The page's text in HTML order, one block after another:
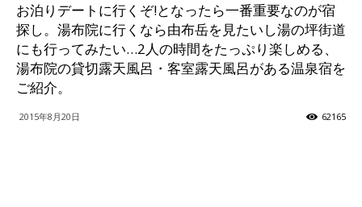
テ
お泊りデートに行くぞ!となったら一番重要なのが宿
探し。湯布院に行くなら由布岳を見たいし湯の坪街道
にも行ってみたい…2人の時間をたっぷり楽しめる、
湯布院の貸切露天風呂・客室露天風呂がある温泉宿を
ご紹介。
2015年8月20日 62165